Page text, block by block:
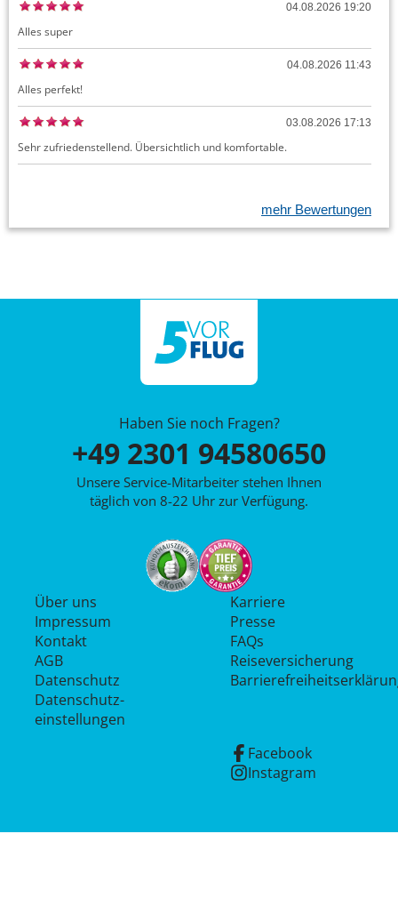
04.08.2026 19:20
Alles super
04.08.2026 11:43
Alles perfekt!
03.08.2026 17:13
Sehr zufriedenstellend. Übersichtlich und komfortable.
mehr Bewertungen
Haben Sie noch Fragen?
+49 2301 94580650
Unsere Service-Mitarbeiter stehen Ihnen
täglich von 8-22 Uhr zur Verfügung.
Über uns
Impressum
Kontakt
AGB
Datenschutz
Datenschutz­
einstellungen
Karriere
Presse
FAQs
Reiseversicherung
Facebook
Instagram